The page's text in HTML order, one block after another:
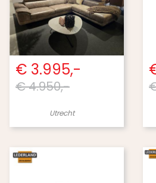
€ 3.995,-
€ 4.950,-
Utrecht